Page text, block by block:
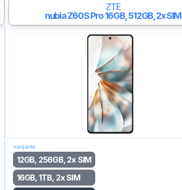
ZTE
nubia Z60S Pro16GB, 512GB, 2x SIM
varijante
12GB, 256GB, 2x SIM
16GB, 1TB, 2x SIM